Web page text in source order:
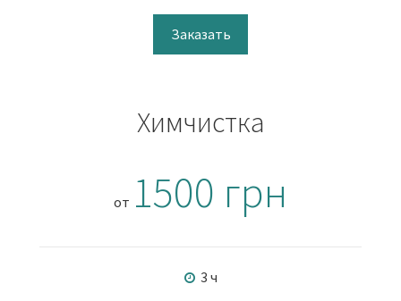
Заказать
Химчистка
от 1500 грн
3 ч